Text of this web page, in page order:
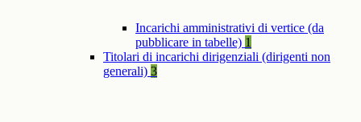
Incarichi amministrativi di vertice (da
pubblicare in tabelle) 1
Titolari di incarichi dirigenziali (dirigenti non
generali) 3